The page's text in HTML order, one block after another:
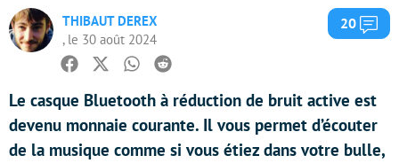
THIBAUT DEREX
, le 30 août 2024
20
Facebook
TwitterWhatsapp
Reddit
Le casque Bluetooth à réduction de bruit active est
devenu monnaie courante. Il vous permet d’écouter
de la musique comme si vous étiez dans votre bulle,